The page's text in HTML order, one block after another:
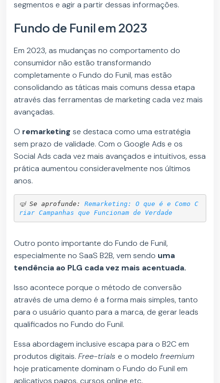
segmentos e agir a partir dessas informações.
Fundo de Funil em 2023
Em 2023, as mudanças no comportamento do
consumidor não estão transformando
completamente o Fundo do Funil, mas estão
consolidando as táticas mais comuns dessa etapa
através das ferramentas de marketing cada vez mais
avançadas.
O remarketing se destaca como uma estratégia
sem prazo de validade. Com o Google Ads e os
Social Ads cada vez mais avançados e intuitivos, essa
prática aumentou consideravelmente nos últimos
anos.
🤿 Se aprofunde: Remarketing: O que é e Como C
riar Campanhas que Funcionam de Verdade
Outro ponto importante do Fundo de Funil,
especialmente no SaaS B2B, vem sendo uma
tendência ao PLG cada vez mais acentuada.
Isso acontece porque o método de conversão
através de uma demo é a forma mais simples, tanto
para o usuário quanto para a marca, de gerar leads
qualificados no Fundo do Funil.
Essa abordagem inclusive escapa para o B2C em
produtos digitais.Free-trialse o modelo freemium
hoje praticamente dominam o Fundo do Funil em